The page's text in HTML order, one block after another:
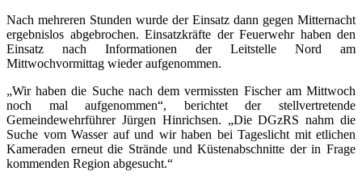
Nach mehreren Stunden wurde der Einsatz dann gegen Mitternacht
ergebnislos abgebrochen. Einsatzkräfte der Feuerwehr haben den
Einsatz nach Informationen der Leitstelle Nord am
Mittwochvormittag wieder aufgenommen.
„Wir haben die Suche nach dem vermissten Fischer am Mittwoch
noch mal aufgenommen“, berichtet der stellvertretende
Gemeindewehrführer Jürgen Hinrichsen. „Die DGzRS nahm die
Suche vom Wasser auf und wir haben bei Tageslicht mit etlichen
Kameraden erneut die Strände und Küstenabschnitte der in Frage
kommenden Region abgesucht.“